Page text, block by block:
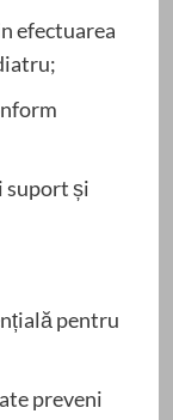
efectuarea
suport și
pentru
preveni